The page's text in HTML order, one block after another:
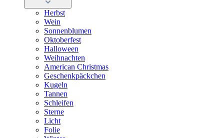
Herbst
Wein
Sonnenblumen
Oktoberfest
Halloween
Weihnachten
American Christmas
Geschenkpäckchen
Kugeln
Tannen
Schleifen
Sterne
Licht
Folie